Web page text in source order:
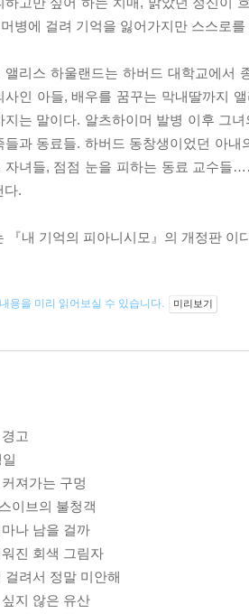
병에 걸려 기억을 잃어가지만 스스로
앨리스 하울랜드는 하버드 대학교에서
사인 아들, 배우를 꿈꾸는 막내딸까지
지는 말이다. 알츠하이머 발병 이후 그
들과 동료들. 하버드 동창생이었던 아
자녀들, 점점 눈을 피하는 동료 교수들
다.
『내 기억의 피아니시모』의 개정판 이
용을 미리 읽어보실 수 있습니다. 미리보기
고
져가는 구멍
이브의 불청객
나 남을 걸까
진 회색 그림자
걸려서 정말 미안해
지 않은 유산